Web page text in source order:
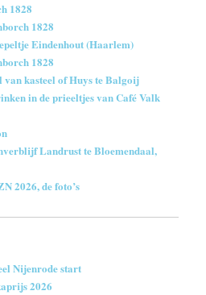
1828
1828
Eindenhout (Haarlem)
1828
van kasteel of Huys te Balgoij
in de prieeltjes van Café Valk
Landrust te Bloemendaal,
2026, de foto’s
Nijenrode start
2026